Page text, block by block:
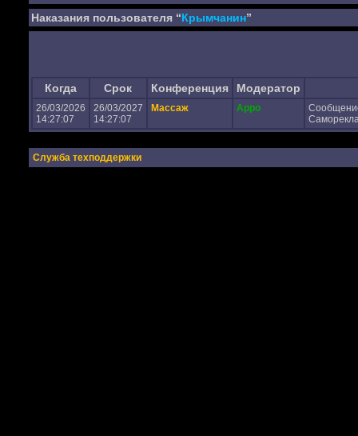
Наказания пользователя “Крымчанин”
Когда Срок Конференция Модератор
26/03/2026
14:27:07
26/03/2027
14:27:07
Массаж Appo
Служба техподдержки